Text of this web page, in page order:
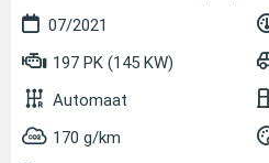
07/2021
197 PK (145 KW)
Automaat
170 g/km